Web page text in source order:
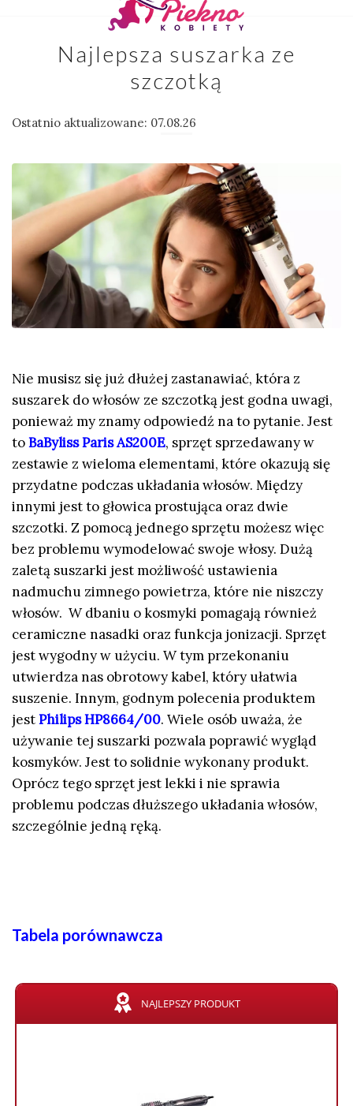
Najlepsza suszarka ze
szczotką
Ostatnio aktualizowane: 07.08.26
Nie musisz się już dłużej zastanawiać, która z
suszarek do włosów ze szczotką jest godna uwagi,
ponieważ my znamy odpowiedź na to pytanie. Jest
toBaByliss Paris AS200E, sprzęt sprzedawany w
zestawie z wieloma elementami, które okazują się
przydatne podczas układania włosów. Między
innymi jest to głowica prostująca oraz dwie
szczotki. Z pomocą jednego sprzętu możesz więc
bez problemu wymodelować swoje włosy. Dużą
zaletą suszarki jest możliwość ustawienia
nadmuchu zimnego powietrza, które nie niszczy
włosów. W dbaniu o kosmyki pomagają również
ceramiczne nasadki oraz funkcja jonizacji. Sprzęt
jest wygodny w użyciu. W tym przekonaniu
utwierdza nas obrotowy kabel, który ułatwia
suszenie. Innym, godnym polecenia produktem
jestPhilips HP8664/00. Wiele osób uważa, że
używanie tej suszarki pozwala poprawić wygląd
kosmyków. Jest to solidnie wykonany produkt.
Oprócz tego sprzęt jest lekki i nie sprawia
problemu podczas dłuższego układania włosów,
szczególnie jedną ręką.
Tabela porównawcza
NAJLEPSZY PRODUKT